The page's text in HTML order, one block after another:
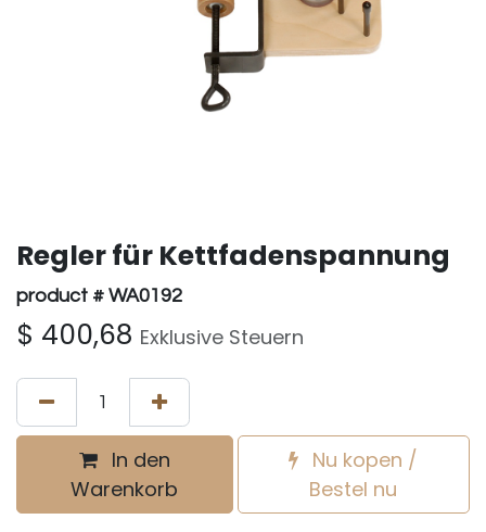
Regler für Kettfadenspannung
product # WA0192
$ 400,68 Exklusive Steuern
In den
Warenkorb
Nu kopen /
Bestel nu